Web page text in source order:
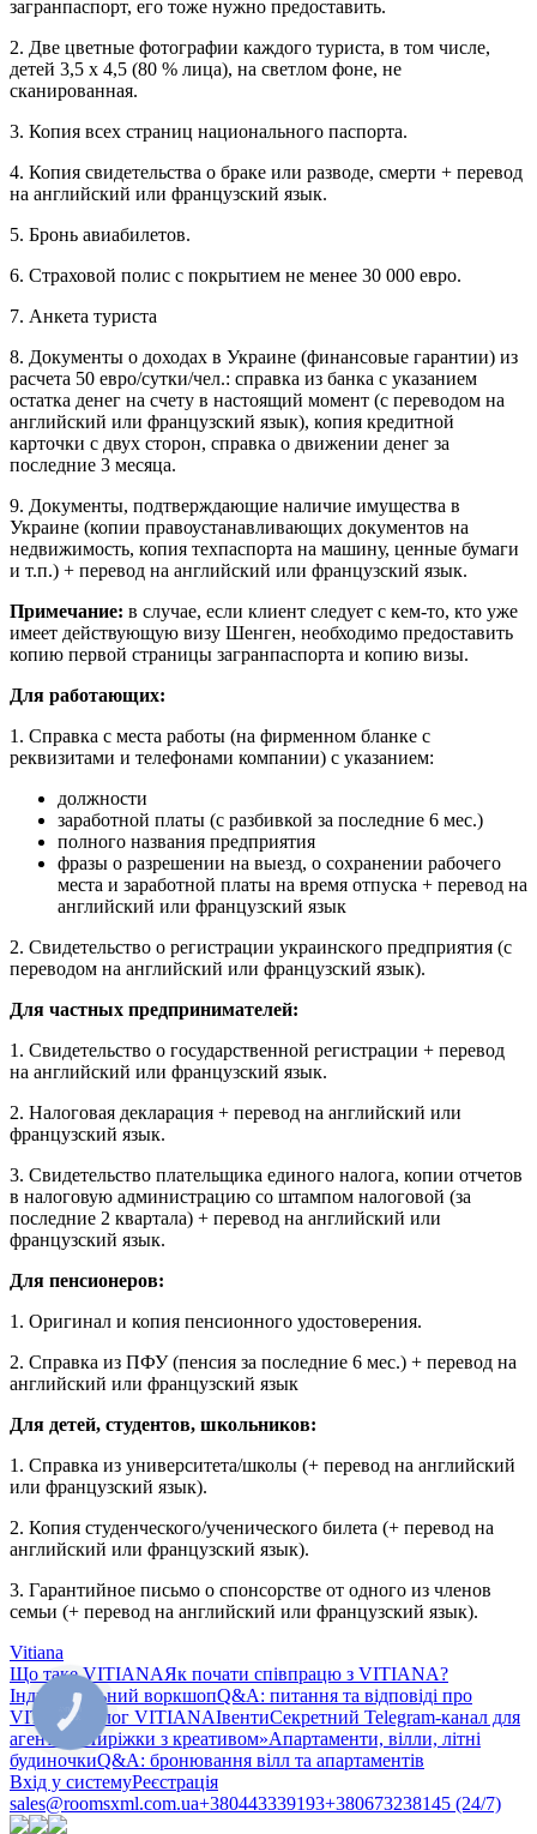
загранпаспорт, его тоже нужно предоставить.
2. Две цветные фотографии каждого туриста, в том числе,
детей 3,5 х 4,5 (80 % лица), на светлом фоне, не
сканированная.
3. Копия всех страниц национального паспорта.
4. Копия свидетельства о браке или разводе, смерти + перевод
на английский или французский язык.
5. Бронь авиабилетов.
6. Страховой полис с покрытием не менее 30 000 евро.
7. Анкета туриста
8. Документы о доходах в Украине (финансовые гарантии) из
расчета 50 евро/сутки/чел.: справка из банка с указанием
остатка денег на счету в настоящий момент (с переводом на
английский или французский язык), копия кредитной
карточки с двух сторон, справка о движении денег за
последние 3 месяца.
9. Документы, подтверждающие наличие имущества в
Украине (копии правоустанавливающих документов на
недвижимость, копия техпаспорта на машину, ценные бумаги
и т.п.) + перевод на английский или французский язык.
Примечание: в случае, если клиент следует с кем-то, кто уже
имеет действующую визу Шенген, необходимо предоставить
копию первой страницы загранпаспорта и копию визы.
Для работающих:
1. Справка с места работы (на фирменном бланке с
реквизитами и телефонами компании) с указанием:
должности
заработной платы (с разбивкой за последние 6 мес.)
полного названия предприятия
фразы о разрешении на выезд, о сохранении рабочего
места и заработной платы на время отпуска + перевод на
английский или французский язык
2. Свидетельство о регистрации украинского предприятия (с
переводом на английский или французский язык).
Для частных предпринимателей:
1. Свидетельство о государственной регистрации + перевод
на английский или французский язык.
2. Налоговая декларация + перевод на английский или
французский язык.
3. Свидетельство плательщика единого налога, копии отчетов
в налоговую администрацию со штампом налоговой (за
последние 2 квартала) + перевод на английский или
французский язык.
Для пенсионеров:
1. Оригинал и копия пенсионного удостоверения.
2. Справка из ПФУ (пенсия за последние 6 мес.) + перевод на
английский или французский язык
Для детей, студентов, школьников:
1. Справка из университета/школы (+ перевод на английский
или французский язык).
2. Копия студенческого/ученического билета (+ перевод на
английский или французский язык).
3. Гарантийное письмо о спонсорстве от одного из членов
семьи (+ перевод на английский или французский язык).
Vitiana
Що таке VITIANAЯк почати співпрацю з VITIANA?
Індивідуальний воркшопQ&A: питання та відповіді про
VITIANA
Блог VITIANAІвентиСекретний Telegram-канал для
агентів «Пиріжки з креативом»Апартаменти, вілли, літні
будиночкиQ&A: бронювання вілл та апартаментів
Вхід у системуРеєстрація
sales@roomsxml.com.ua+380443339193+380673238145 (24/7)
КНОПКА
ЗВ'ЯЗКУ